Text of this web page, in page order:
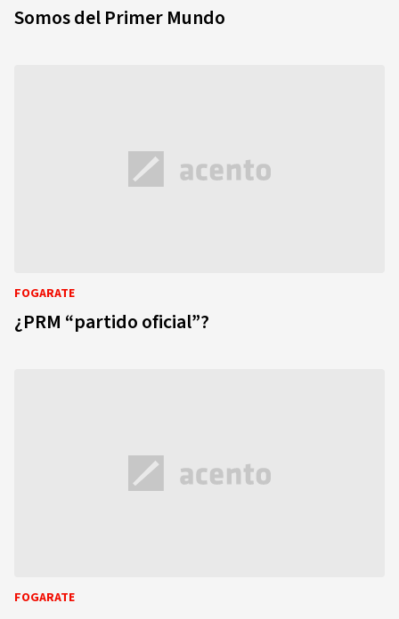
Somos del Primer Mundo
FOGARATE
¿PRM “partido oficial”?
FOGARATE